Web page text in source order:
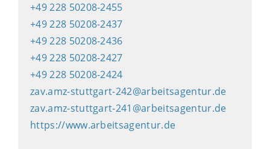
+49 228 50208-2455
+49 228 50208-2437
+49 228 50208-2436
+49 228 50208-2427
+49 228 50208-2424
zav.amz-stuttgart-242@arbeitsagentur.de
zav.amz-stuttgart-241@arbeitsagentur.de
https://www.arbeitsagentur.de